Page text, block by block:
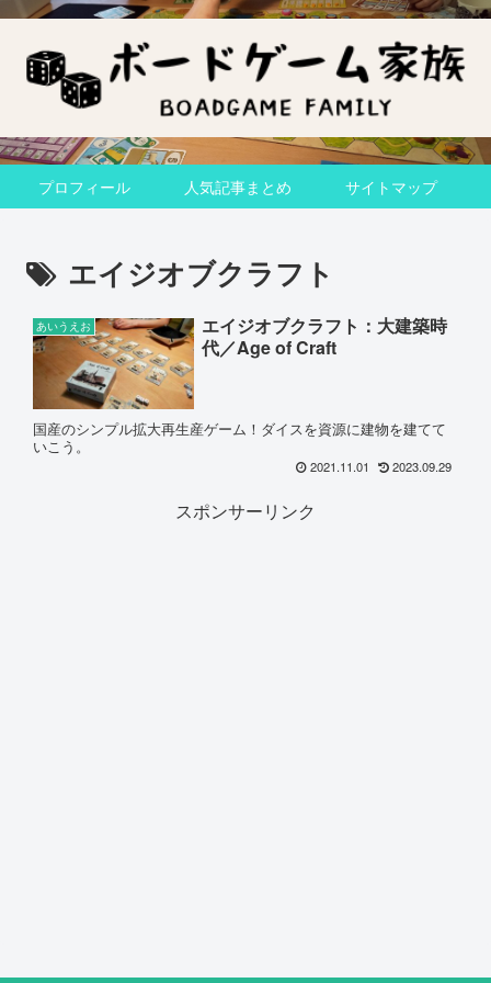
プロフィール 人気記事まとめ サイトマップ
エイジオブクラフト
あいうえお
エイジオブクラフト：大建築時
代／Age of Craft
国産のシンプル拡大再生産ゲーム！ダイスを資源に建物を建てて
いこう。
2021.11.01 2023.09.29
スポンサーリンク